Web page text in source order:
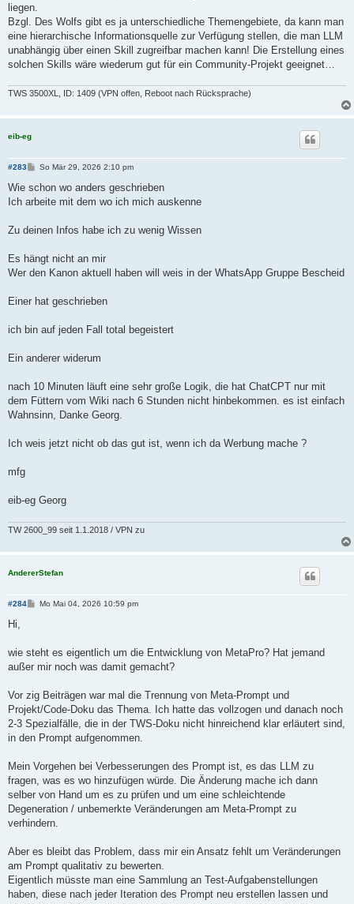
liegen.
Bzgl. Des Wolfs gibt es ja unterschiedliche Themengebiete, da kann man
eine hierarchische Informationsquelle zur Verfügung stellen, die man LLM
unabhängig über einen Skill zugreifbar machen kann! Die Erstellung eines
solchen Skills wäre wiederum gut für ein Community-Projekt geeignet…
TWS 3500XL, ID: 1409 (VPN offen, Reboot nach Rücksprache)
eib-eg
#283
B
i
r
So Mär 29, 2026 2:10 pm
Wie schon wo anders geschrieben
Ich arbeite mit dem wo ich mich auskenne
Zu deinen Infos habe ich zu wenig Wissen
Es hängt nicht an mir
Wer den Kanon aktuell haben will weis in der WhatsApp Gruppe Bescheid
Einer hat geschrieben
ich bin auf jeden Fall total begeistert
Ein anderer widerum
nach 10 Minuten läuft eine sehr große Logik, die hat ChatCPT nur mit
dem Füttern vom Wiki nach 6 Stunden nicht hinbekommen. es ist einfach
Wahnsinn, Danke Georg.
Ich weis jetzt nicht ob das gut ist, wenn ich da Werbung mache ?
mfg
eib-eg Georg
TW 2600_99 seit 1.1.2018 / VPN zu
AndererStefan
#284
B
a
Mo Mai 04, 2026 10:59 pm
Hi,
wie steht es eigentlich um die Entwicklung von MetaPro? Hat jemand
außer mir noch was damit gemacht?
Vor zig Beiträgen war mal die Trennung von Meta-Prompt und
Projekt/Code-Doku das Thema. Ich hatte das vollzogen und danach noch
2-3 Spezialfälle, die in der TWS-Doku nicht hinreichend klar erläutert sind,
in den Prompt aufgenommen.
Mein Vorgehen bei Verbesserungen des Prompt ist, es das LLM zu
fragen, was es wo hinzufügen würde. Die Änderung mache ich dann
selber von Hand um es zu prüfen und um eine schleichtende
Degeneration / unbemerkte Veränderungen am Meta-Prompt zu
verhindern.
Aber es bleibt das Problem, dass mir ein Ansatz fehlt um Veränderungen
am Prompt qualitativ zu bewerten.
Eigentlich müsste man eine Sammlung an Test-Aufgabenstellungen
haben, diese nach jeder Iteration des Prompt neu erstellen lassen und